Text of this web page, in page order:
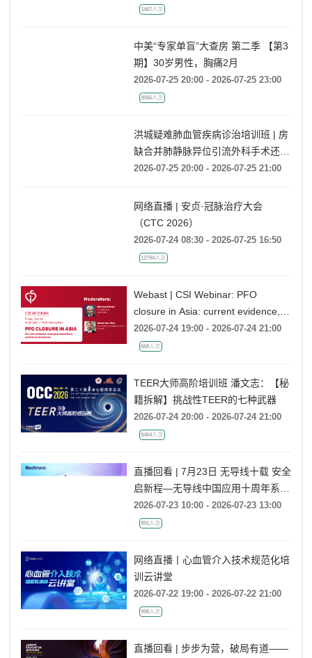
中美“专家单盲”大查房 第二季 【第3
洪城疑难肺血管疾病诊治培训班 | 房
网络直播 | 安贞·冠脉治疗大会
（CTC 2026）
2026-07-24 08:30 - 2026-07-25 16:50
Webast | CSI Webinar: PFO
closure in Asia: current evidence,
emerging indications and future
2026-07-24 19:00 - 2026-07-24 21:00
TEER大师高阶培训班 潘文志：【秘
籍拆解】挑战性TEER的七种武器
2026-07-24 20:00 - 2026-07-24 21:00
直播回看 | 7月23日 无导线十载 安全
启新程—无导线中国应用十周年系列
活动
2026-07-23 10:00 - 2026-07-23 13:00
网络直播丨心血管介入技术规范化培
训云讲堂
2026-07-22 19:00 - 2026-07-22 21:00